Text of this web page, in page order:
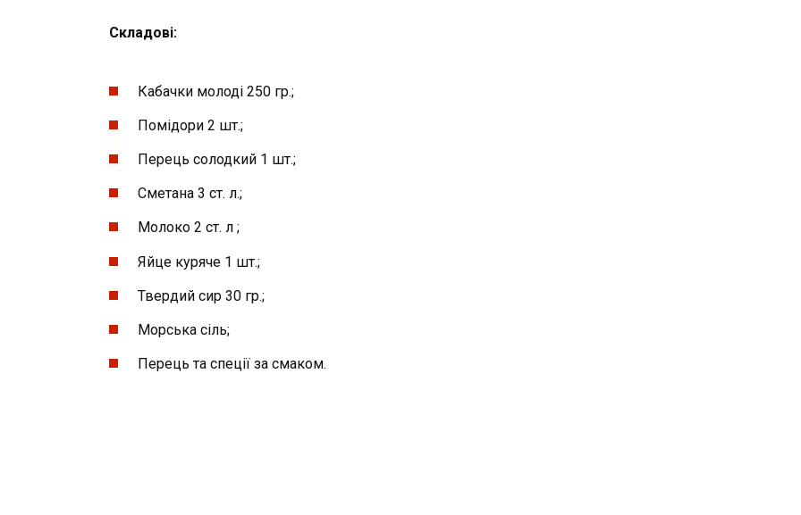
Складові:
Кабачки молоді 250 гр.;
Помідори 2 шт.;
Перець солодкий 1 шт.;
Сметана 3 ст. л.;
Молоко 2 ст. л ;
Яйце куряче 1 шт.;
Твердий сир 30 гр.;
Морська сіль;
Перець та спеції за смаком.